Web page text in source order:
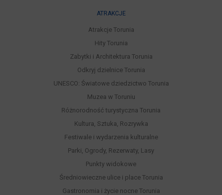
ATRAKCJE
Atrakcje Torunia
Hity Torunia
Zabytki i Architektura Torunia
Odkryj dzielnice Torunia
UNESCO: Światowe dziedzictwo Torunia
Muzea w Toruniu
Różnorodność turystyczna Torunia
Kultura, Sztuka, Rozrywka
Festiwale i wydarzenia kulturalne
Parki, Ogrody, Rezerwaty, Lasy
Punkty widokowe
Średniowieczne ulice i place Torunia
Gastronomia i życie nocne Torunia